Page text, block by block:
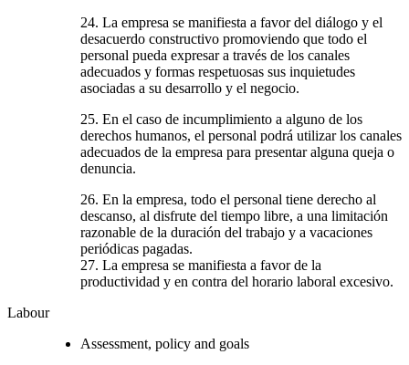
24. La empresa se manifiesta a favor del diálogo y el
desacuerdo constructivo promoviendo que todo el
personal pueda expresar a través de los canales
adecuados y formas respetuosas sus inquietudes
asociadas a su desarrollo y el negocio.
25. En el caso de incumplimiento a alguno de los
derechos humanos, el personal podrá utilizar los canales
adecuados de la empresa para presentar alguna queja o
denuncia.
26. En la empresa, todo el personal tiene derecho al
descanso, al disfrute del tiempo libre, a una limitación
razonable de la duración del trabajo y a vacaciones
periódicas pagadas.
27. La empresa se manifiesta a favor de la
productividad y en contra del horario laboral excesivo.
Labour
Assessment, policy and goals